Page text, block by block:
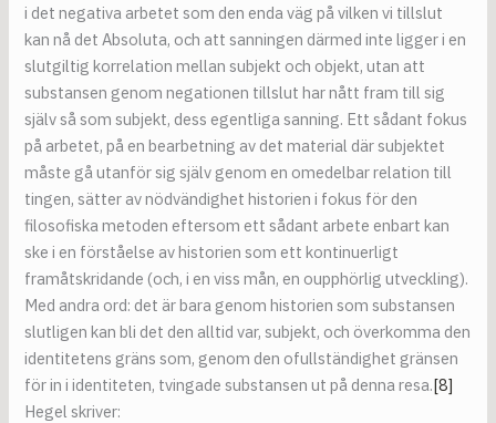
i det negativa arbetet som den enda väg på vilken vi tillslut
kan nå det Absoluta, och att sanningen därmed inte ligger i en
slutgiltig korrelation mellan subjekt och objekt, utan att
substansen genom negationen tillslut har nått fram till sig
själv så som subjekt, dess egentliga sanning. Ett sådant fokus
på arbetet, på en bearbetning av det material där subjektet
måste gå utanför sig själv genom en omedelbar relation till
tingen, sätter av nödvändighet historien i fokus för den
filosofiska metoden eftersom ett sådant arbete enbart kan
ske i en förståelse av historien som ett kontinuerligt
framåtskridande (och, i en viss mån, en oupphörlig utveckling).
Med andra ord: det är bara genom historien som substansen
slutligen kan bli det den alltid var, subjekt, och överkomma den
identitetens gräns som, genom den ofullständighet gränsen
för in i identiteten, tvingade substansen ut på denna resa.[8]
Hegel skriver: